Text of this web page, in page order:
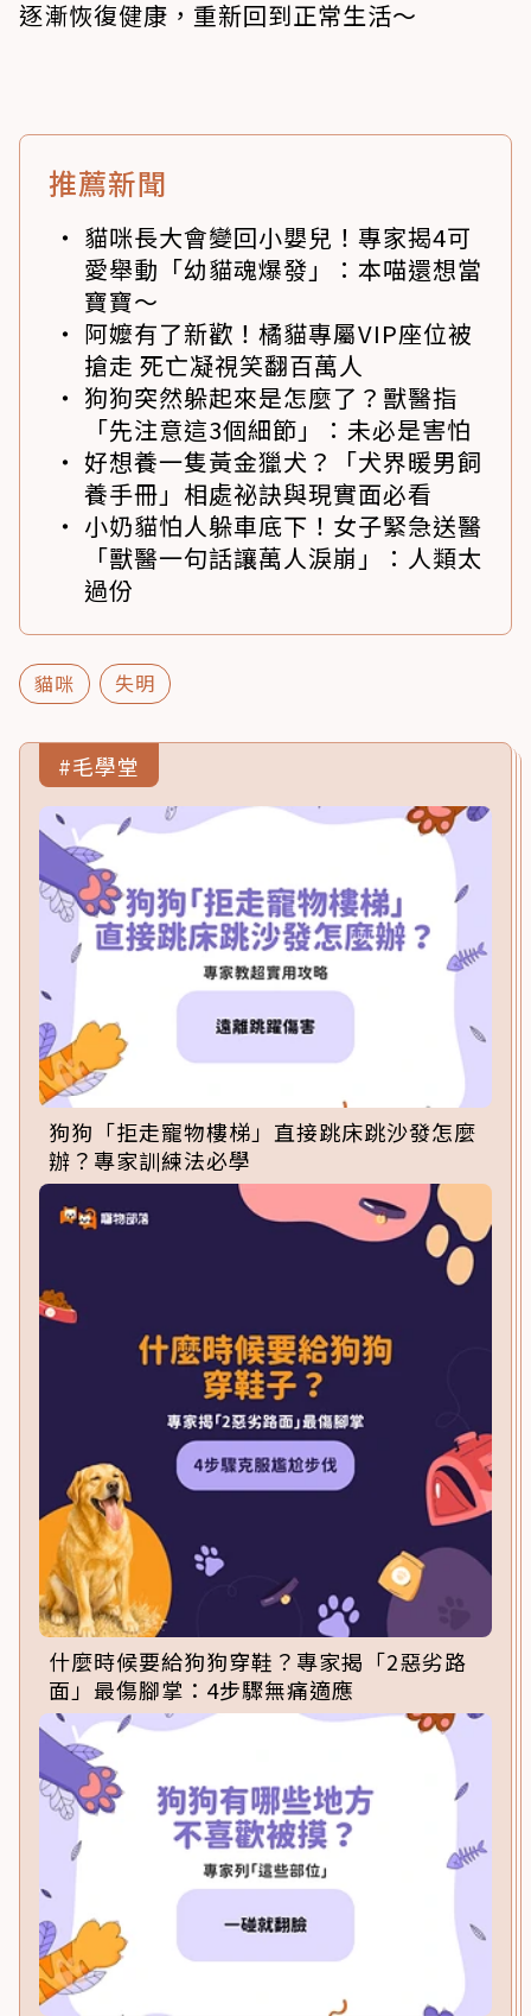
逐漸恢復健康，重新回到正常生活～
推薦新聞
貓咪長大會變回小嬰兒！專家揭4可
愛舉動「幼貓魂爆發」：本喵還想當
寶寶～
阿嬤有了新歡！橘貓專屬VIP座位被
搶走 死亡凝視笑翻百萬人
狗狗突然躲起來是怎麼了？獸醫指
「先注意這3個細節」：未必是害怕
好想養一隻黃金獵犬？「犬界暖男飼
養手冊」相處祕訣與現實面必看
小奶貓怕人躲車底下！女子緊急送醫
「獸醫一句話讓萬人淚崩」：人類太
過份
貓咪 失明
#毛學堂
狗狗「拒走寵物樓梯」直接跳床跳沙發怎麼
辦？專家訓練法必學
什麼時候要給狗狗穿鞋？專家揭「2惡劣路
面」最傷腳掌：4步驟無痛適應